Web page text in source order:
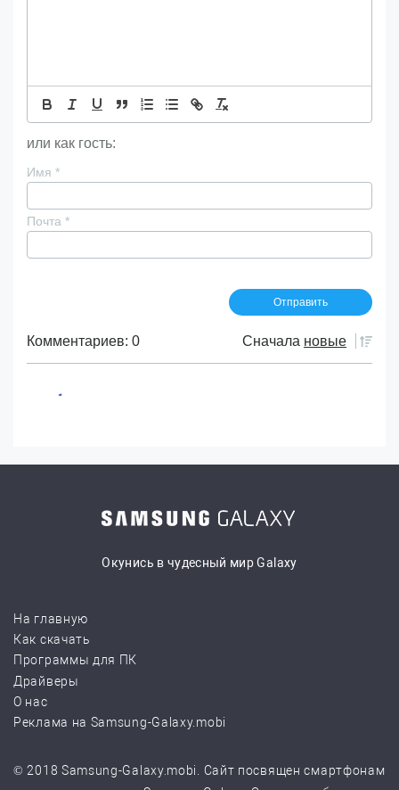
или как гость:
Имя *
Почта *
Комментариев: 0 Сначала новые
Окунись в чудесный мир Galaxy
На главную
Как скачать
Программы для ПК
Драйверы
О нас
Реклама на Samsung-Galaxy.mobi
© 2018 Samsung-Galaxy.mobi. Сайт посвящен смартфонам